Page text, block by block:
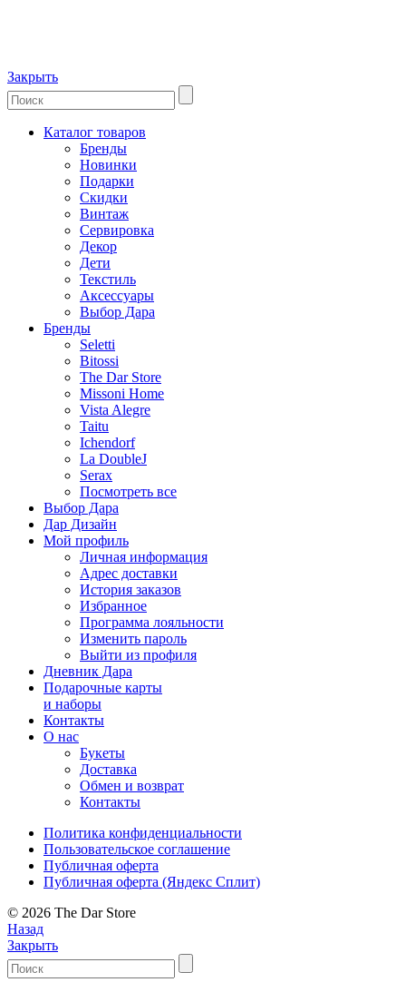
Закрыть
Каталог товаров
Бренды
Новинки
Подарки
Скидки
Винтаж
Сервировка
Декор
Дети
Текстиль
Аксессуары
Выбор Дара
Бренды
Seletti
Bitossi
The Dar Store
Missoni Home
Vista Alegre
Taitu
Ichendorf
La DoubleJ
Serax
Посмотреть все
Выбор Дара
Дар Дизайн
Мой профиль
Личная информация
Адрес доставки
История заказов
Избранное
Программа лояльности
Изменить пароль
Выйти из профиля
Дневник Дара
Подарочные карты
и наборы
Контакты
О нас
Букеты
Доставка
Обмен и возврат
Контакты
Политика конфиденциальности
Пользовательское соглашение
Публичная оферта
Публичная оферта (Яндекс Сплит)
© 2026 The Dar Store
Назад
Закрыть